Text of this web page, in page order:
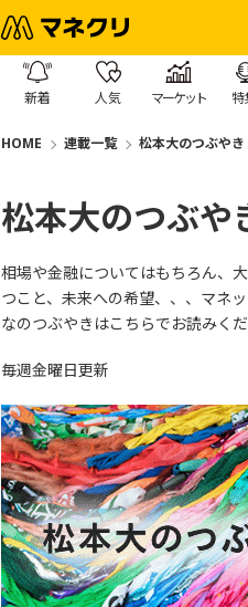
新着 人気 マーケット 特
HOME 連載一覧 松本大のつぶやき
松本大のつぶや
相場や金融についてはもちろん、
つこと、未来への希望、、、マネ
なのつぶやきはこちらでお読みくだ
毎週金曜日更新